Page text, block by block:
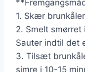
1. Skær
2. Smelt
Sauter indtil det
3. Tilsæt
simre i 10-15